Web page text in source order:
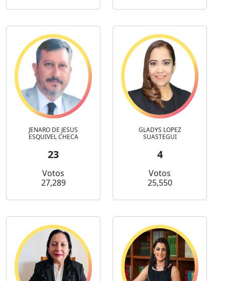
JENARO DE JESUS
ESQUIVEL CHECA
23
Votos
27,289
GLADYS LOPEZ
SUASTEGUI
4
Votos
25,550